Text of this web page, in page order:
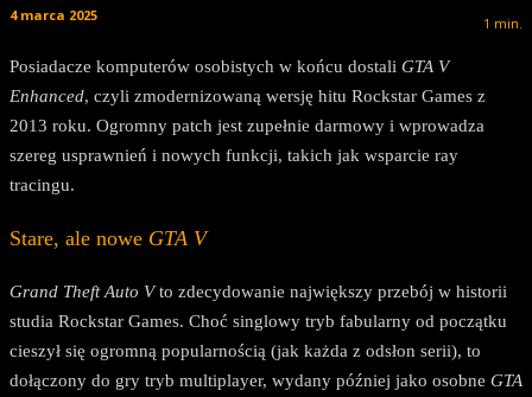
1 min.
4 marca 2025
Posiadacze komputerów osobistych w końcu dostali GTA V
Enhanced, czyli zmodernizowaną wersję hitu Rockstar Games z
2013 roku. Ogromny patch jest zupełnie darmowy i wprowadza
szereg usprawnień i nowych funkcji, takich jak wsparcie ray
tracingu.
Stare, ale nowe GTA V
Grand Theft Auto Vto zdecydowanie największy przebój w historii
studia Rockstar Games. Choć singlowy tryb fabularny od początku
cieszył się ogromną popularnością (jak każda z odsłon serii), to
dołączony do gry tryb multiplayer, wydany później jako osobne GTA